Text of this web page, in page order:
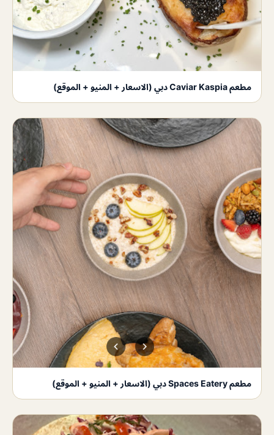
مطعم Caviar Kaspia دبي (الاسعار + المنيو + الموقع)
مطعم Spaces Eatery دبي (الاسعار + المنيو + الموقع)